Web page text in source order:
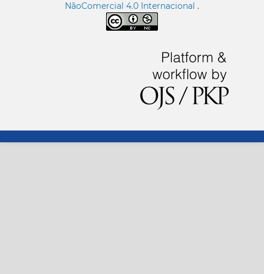
NãoComercial 4.0 Internacional .